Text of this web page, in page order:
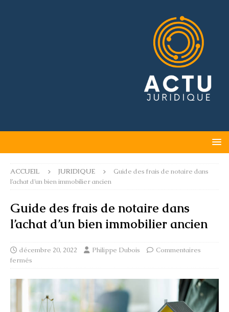
ACCUEIL JURIDIQUE
Guide des frais de notaire dans
l’achat d’un bien immobilier ancien
Guide des frais de notaire dans
l’achat d’un bien immobilier ancien
décembre 20, 2022 Philippe Dubois
Commentaires
fermés